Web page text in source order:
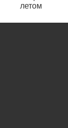
летом